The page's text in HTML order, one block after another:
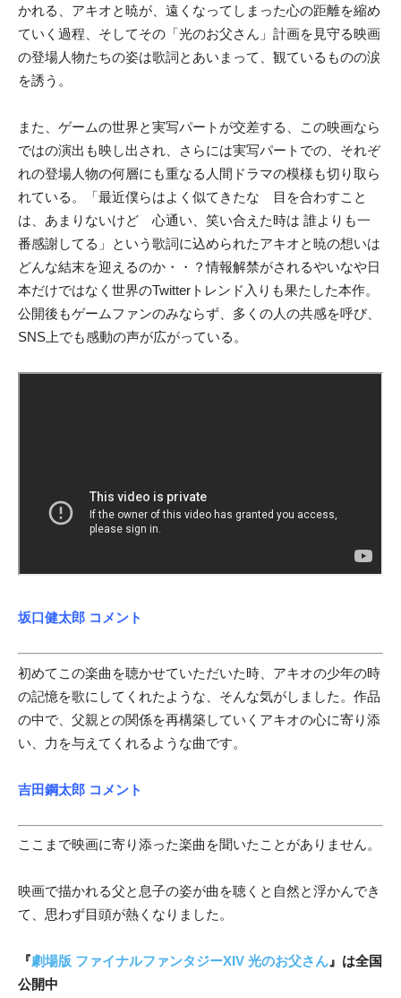
かれる、アキオと暁が、遠くなってしまった心の距離を縮め
ていく過程、そしてその「光のお父さん」計画を見守る映画
の登場人物たちの姿は歌詞とあいまって、観ているものの涙
を誘う。
また、ゲームの世界と実写パートが交差する、この映画なら
ではの演出も映し出され、さらには実写パートでの、それぞ
れの登場人物の何層にも重なる人間ドラマの模様も切り取ら
れている。「最近僕らはよく似てきたな 目を合わすこと
は、あまりないけど 心通い、笑い合えた時は 誰よりも一
番感謝してる」という歌詞に込められたアキオと暁の想いは
どんな結末を迎えるのか・・？情報解禁がされるやいなや日
本だけではなく世界のTwitterトレンド入りも果たした本作。
公開後もゲームファンのみならず、多くの人の共感を呼び、
SNS上でも感動の声が広がっている。
坂口健太郎 コメント
初めてこの楽曲を聴かせていただいた時、アキオの少年の時
の記憶を歌にしてくれたような、そんな気がしました。作品
の中で、父親との関係を再構築していくアキオの心に寄り添
い、力を与えてくれるような曲です。
吉田鋼太郎 コメント
ここまで映画に寄り添った楽曲を聞いたことがありません。
映画で描かれる父と息子の姿が曲を聴くと自然と浮かんでき
て、思わず目頭が熱くなりました。
『劇場版 ファイナルファンタジーXIV 光のお父さん 』は全国
公開中